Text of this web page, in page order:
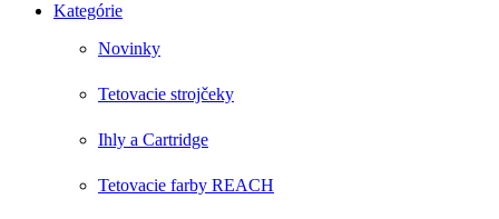
Kategórie
Novinky
Tetovacie strojčeky
Ihly a Cartridge
Tetovacie farby REACH